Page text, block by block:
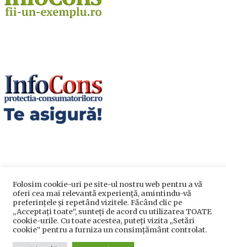
Utile
Utile
Folosim cookie-uri pe site-ul nostru web pentru a vă
oferi cea mai relevantă experiență, amintindu-vă
preferințele și repetând vizitele. Făcând clic pe
„Acceptați toate”, sunteți de acord cu utilizarea TOATE
cookie-urile. Cu toate acestea, puteți vizita „Setări
cookie” pentru a furniza un consimțământ controlat.